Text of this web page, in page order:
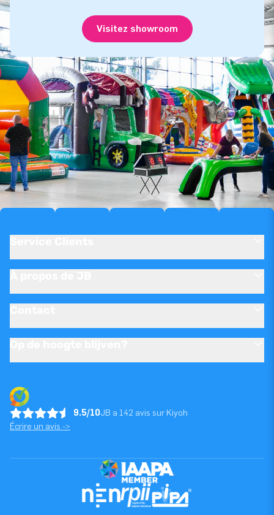
Visitez showroom
9.5/10JB a 142 avis sur Kiyoh
Écrire un avis ->